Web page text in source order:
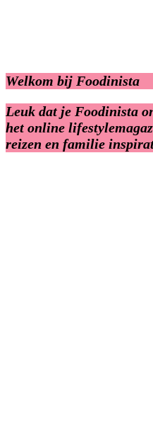
Welkom bij Foodinista
Leuk dat je Foodinista
het online
reizen en familie